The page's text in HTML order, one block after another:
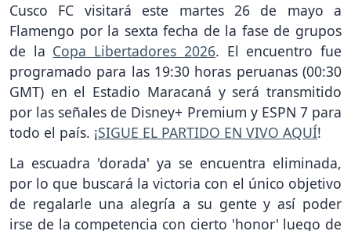
Cusco FC visitará este martes 26 de mayo a
Flamengo por la sexta fecha de la fase de grupos
de la Copa Libertadores 2026. El encuentro fue
programado para las 19:30 horas peruanas (00:30
GMT) en el Estadio Maracaná y será transmitido
por las señales de Disney+ Premium y ESPN 7 para
todo el país. ¡SIGUE EL PARTIDO EN VIVO AQUÍ!
La escuadra 'dorada' ya se encuentra eliminada,
por lo que buscará la victoria con el único objetivo
de regalarle una alegría a su gente y así poder
irse de la competencia con cierto 'honor' luego de